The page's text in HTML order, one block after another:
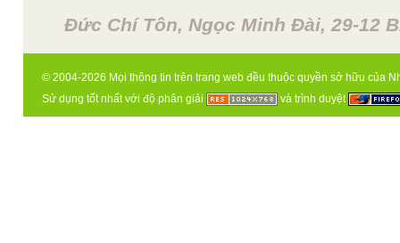
Đức Chí Tôn, Ngọc Minh Đài, 29-12
© 2004-2026 Mọi thông tin trên trang web đều thuộc quyền sở hữu của
Sử dụng tốt nhất với độ phân giải
và trình duyệt